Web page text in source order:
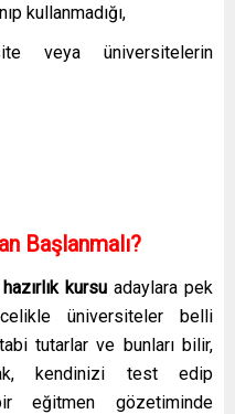
kullanmadığı,
veya üniversitelerin
Başlanmalı?
hazırlık kursuadaylara pek
üniversiteler belli
tutarlar ve bunları bilir,
kendinizi test edip
eğitmen gözetiminde